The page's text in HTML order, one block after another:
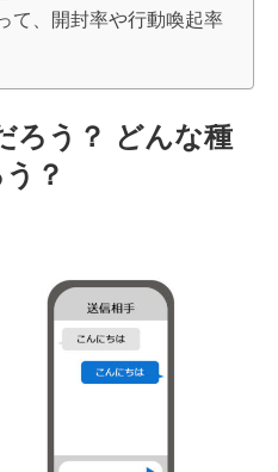
て、開封率や行動喚起率
ろう？ どんな種
？